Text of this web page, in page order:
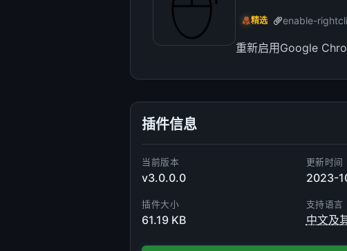
精选 enable-
重新启用Google
插件信息
当前版本
v3.0.0.0
更新时间
2023-
插件大小
61.19 KB
支持语言
中文及